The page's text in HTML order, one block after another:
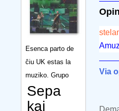
Esenca parto de
ĉiu UK estas la
muziko. Grupo
Sepa
kaj
Via